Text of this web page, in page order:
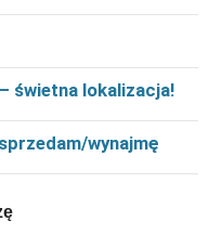
świetna lokalizacja!
wynajmę